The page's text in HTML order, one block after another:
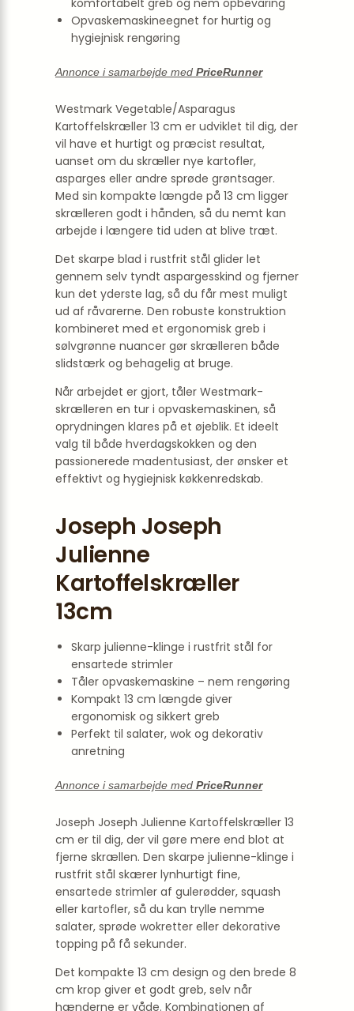
komfortabelt greb og nem opbevaring
Opvaskemaskineegnet for hurtig og
hygiejnisk rengøring
Annonce i samarbejde med PriceRunner
Westmark Vegetable/Asparagus
Kartoffelskræller 13 cm er udviklet til dig, der
vil have et hurtigt og præcist resultat,
uanset om du skræller nye kartofler,
asparges eller andre sprøde grøntsager.
Med sin kompakte længde på 13 cm ligger
skrælleren godt i hånden, så du nemt kan
arbejde i længere tid uden at blive træt.
Det skarpe blad i rustfrit stål glider let
gennem selv tyndt aspargesskind og fjerner
kun det yderste lag, så du får mest muligt
ud af råvarerne. Den robuste konstruktion
kombineret med et ergonomisk greb i
sølvgrønne nuancer gør skrælleren både
slidstærk og behagelig at bruge.
Når arbejdet er gjort, tåler Westmark-
skrælleren en tur i opvaskemaskinen, så
oprydningen klares på et øjeblik. Et ideelt
valg til både hverdagskokken og den
passionerede madentusiast, der ønsker et
effektivt og hygiejnisk køkkenredskab.
Joseph Joseph
Julienne
Kartoffelskræller
13cm
Skarp julienne-klinge i rustfrit stål for
ensartede strimler
Tåler opvaskemaskine – nem rengøring
Kompakt 13 cm længde giver
ergonomisk og sikkert greb
Perfekt til salater, wok og dekorativ
anretning
Annonce i samarbejde med PriceRunner
Joseph Joseph Julienne Kartoffelskræller 13
cm er til dig, der vil gøre mere end blot at
fjerne skrællen. Den skarpe julienne-klinge i
rustfrit stål skærer lynhurtigt fine,
ensartede strimler af gulerødder, squash
eller kartofler, så du kan trylle nemme
salater, sprøde wokretter eller dekorative
topping på få sekunder.
Det kompakte 13 cm design og den brede 8
cm krop giver et godt greb, selv når
hænderne er våde. Kombinationen af